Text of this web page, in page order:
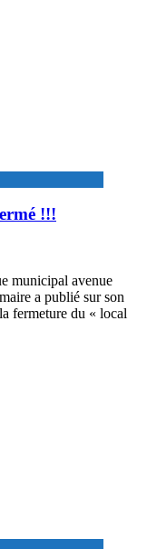
!!!
municipal avenue
a publié sur son
fermeture du « local